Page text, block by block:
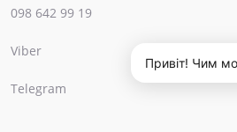
Привіт! Чим
098 642 99 19
Viber
Telegram